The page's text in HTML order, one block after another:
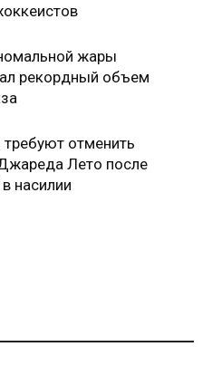
жары
рекордный объем
отменить
Лето после
насилии